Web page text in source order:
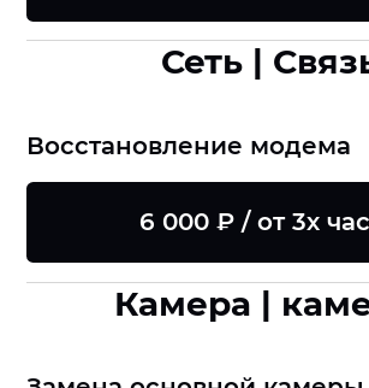
Сеть |
Восстановление модема
6 000 ₽ / от 3х
Камера |